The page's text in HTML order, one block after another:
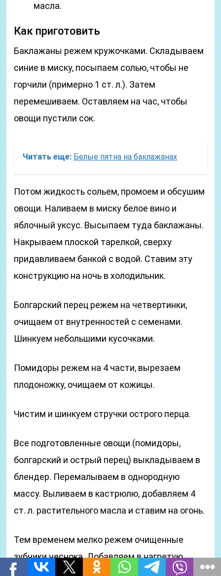
масла.
Как приготовить
Баклажаны режем кружочками. Складываем
синие в миску, посыпаем солью, чтобы не
горчили (примерно 1 ст. л.). Затем
перемешиваем. Оставляем на час, чтобы
овощи пустили сок.
Читать еще: Белые пятна на баклажанах
Потом жидкость сольем, промоем и обсушим
овощи. Наливаем в миску белое вино и
яблочный уксус. Высыпаем туда баклажаны.
Накрываем плоской тарелкой, сверху
придавливаем банкой с водой. Ставим эту
конструкцию на ночь в холодильник.
Болгарский перец режем на четвертинки,
очищаем от внутренностей с семенами.
Шинкуем небольшими кусочками.
Помидоры режем на 4 части, вырезаем
плодоножку, очищаем от кожицы.
Чистим и шинкуем стручки острого перца.
Все подготовленные овощи (помидоры,
болгарский и острый перец) выкладываем в
блендер. Перемалываем в однородную
массу. Выливаем в кастрюлю, добавляем 4
ст. л. растительного масла и ставим на огонь.
Тем временем мелко режем очищенные
зубчики чеснока. Добавляем в нагретую
томатную смесь чеснок, смесь перцев, зиру,